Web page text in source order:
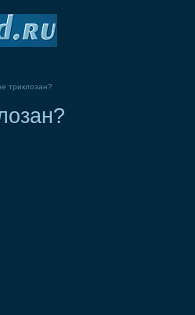
триклозан?